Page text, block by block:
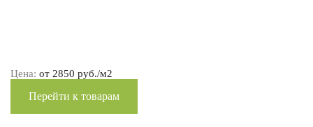
Цена: от 2850 руб./м2
Перейти к товарам